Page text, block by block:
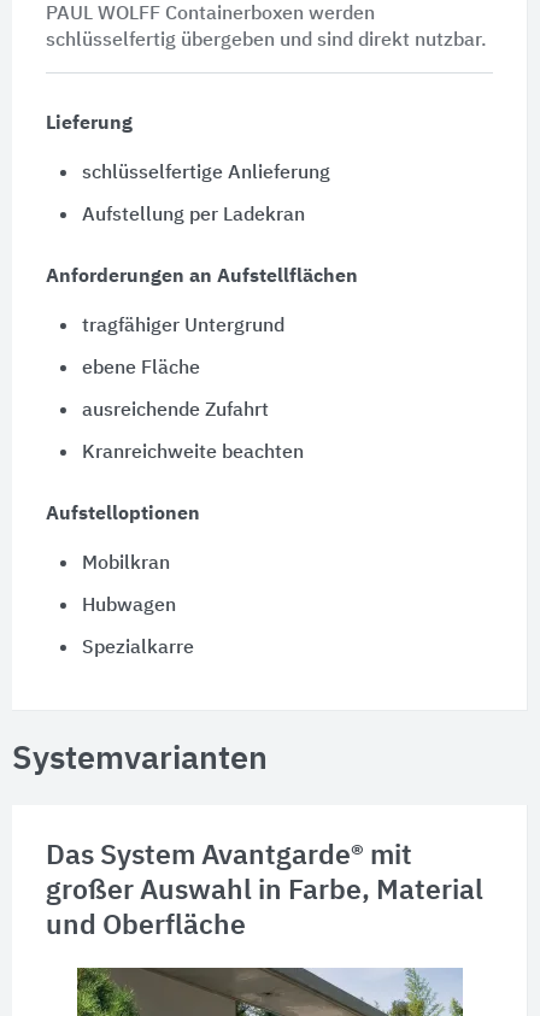
PAUL WOLFF Containerboxen werden
schlüsselfertig übergeben und sind direkt nutzbar.
Lieferung
schlüsselfertige Anlieferung
Aufstellung per Ladekran
Anforderungen an Aufstellflächen
tragfähiger Untergrund
ebene Fläche
ausreichende Zufahrt
Kranreichweite beachten
Aufstelloptionen
Mobilkran
Hubwagen
Spezialkarre
Systemvarianten
Das System Avantgarde® mit
großer Auswahl in Farbe, Material
und Oberfläche